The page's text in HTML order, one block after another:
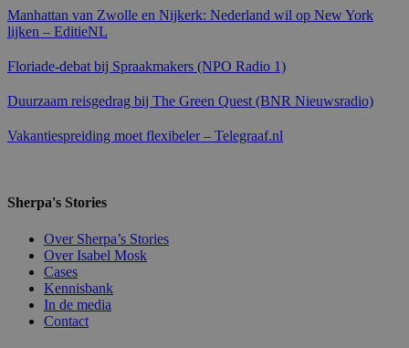
Manhattan van Zwolle en Nijkerk: Nederland wil op New York
lijken – EditieNL
Floriade-debat bij Spraakmakers (NPO Radio 1)
Duurzaam reisgedrag bij The Green Quest (BNR Nieuwsradio)
Vakantiespreiding moet flexibeler – Telegraaf.nl
Sherpa's Stories
Over Sherpa’s Stories
Over Isabel Mosk
Cases
Kennisbank
In de media
Contact